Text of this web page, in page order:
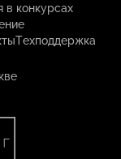
в конкурсах
Техподдержка